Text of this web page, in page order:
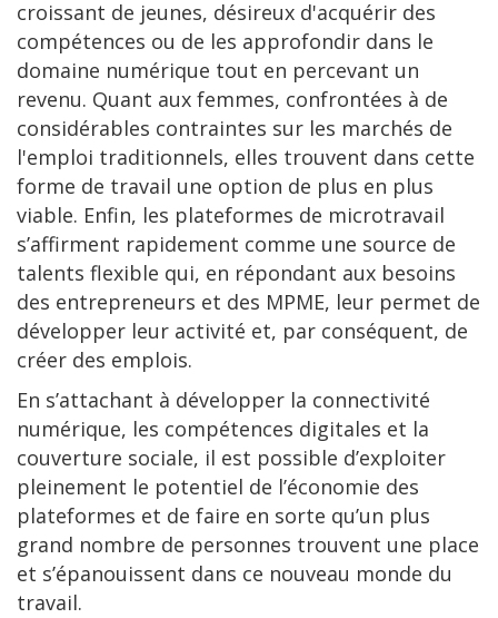
croissant de jeunes, désireux d'acquérir des
compétences ou de les approfondir dans le
domaine numérique tout en percevant un
revenu. Quant aux femmes, confrontées à de
considérables contraintes sur les marchés de
l'emploi traditionnels, elles trouvent dans cette
forme de travail une option de plus en plus
viable. Enfin, les plateformes de microtravail
s’affirment rapidement comme une source de
talents flexible qui, en répondant aux besoins
des entrepreneurs et des MPME, leur permet de
développer leur activité et, par conséquent, de
créer des emplois.
En s’attachant à développer la connectivité
numérique, les compétences digitales et la
couverture sociale, il est possible d’exploiter
pleinement le potentiel de l’économie des
plateformes et de faire en sorte qu’un plus
grand nombre de personnes trouvent une place
et s’épanouissent dans ce nouveau monde du
travail.